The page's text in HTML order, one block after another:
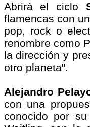
Abrirá el ciclo
flamencas con
pop, rock o
renombre como
la dirección y
otro planeta".
Alejandro
con una
conocido por